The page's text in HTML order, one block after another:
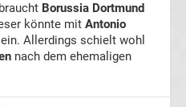
Borussia Dortmund
könnte mit Antonio
Allerdings schielt wohl
nach dem ehemaligen